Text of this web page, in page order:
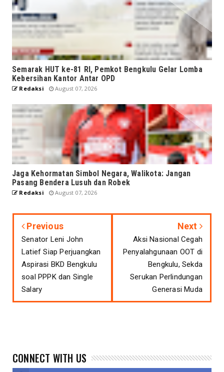
Semarak HUT ke-81 RI, Pemkot Bengkulu Gelar Lomba
Kebersihan Kantor Antar OPD
Redaksi August 07, 2026
Jaga Kehormatan Simbol Negara, Walikota: Jangan
Pasang Bendera Lusuh dan Robek
Redaksi August 07, 2026
Previous
Senator Leni John
Latief Siap Perjuangkan
Aspirasi BKD Bengkulu
soal PPPK dan Single
Salary
Next
Aksi Nasional Cegah
Penyalahgunaan OOT di
Bengkulu, Sekda
Serukan Perlindungan
Generasi Muda
CONNECT WITH US